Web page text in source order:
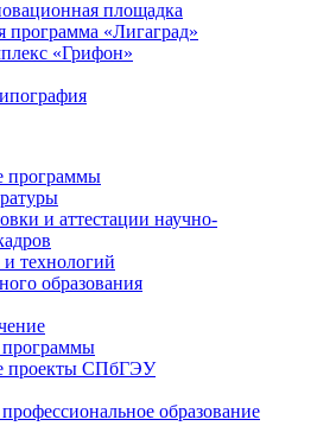
площадка
программа «Лигаград»­­
«Грифон»
программы
и аттестации научно-
технологий
образования
проекты СПбГЭУ
образование